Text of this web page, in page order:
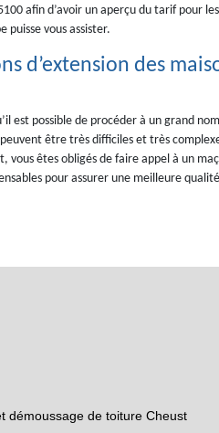
afin d’avoir un aperçu du tarif pour
puisse vous assister.
d’extension des
est possible de procéder à un grand
peuvent être très difficiles et très
vous êtes obligés de faire appel à un
pour assurer une meilleure
démoussage de toiture Cheust